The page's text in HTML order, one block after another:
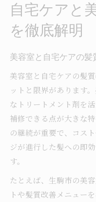
自宅ケアと
を徹底解明
美容室と自宅ケアの
美容室と自宅ケアの髪
ットと限界があります
なトリートメント剤を
補修できる点が大きな
の継続が重要で、コス
ジが進行した髪への即
す。
たとえば、生駒市の美
トや髪質改善メニュー